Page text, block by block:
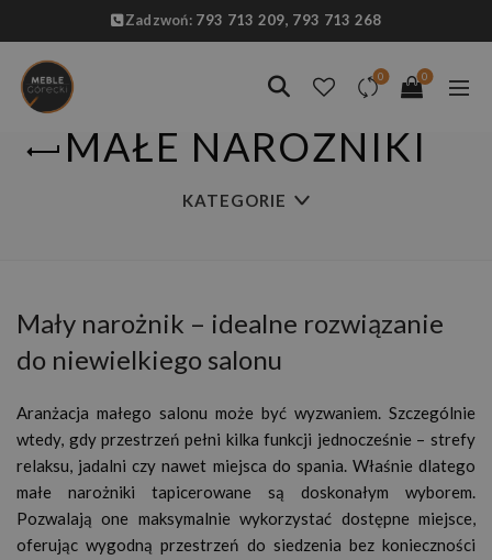
Zadzwoń: 793 713 209, 793 713 268
0 0
MAŁE NAROŻNIKI
KATEGORIE
Mały narożnik – idealne rozwiązanie
do niewielkiego salonu
Aranżacja małego salonu może być wyzwaniem. Szczególnie
wtedy, gdy przestrzeń pełni kilka funkcji jednocześnie – strefy
relaksu, jadalni czy nawet miejsca do spania. Właśnie dlatego
małe narożniki tapicerowane są doskonałym wyborem.
Pozwalają one maksymalnie wykorzystać dostępne miejsce,
oferując wygodną przestrzeń do siedzenia bez konieczności